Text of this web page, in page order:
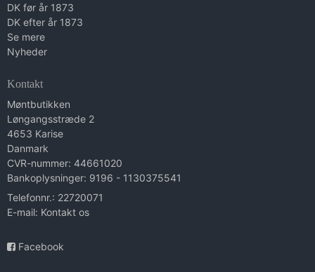
DK før år 1873
DK efter år 1873
Se mere
Nyheder
Kontakt
Møntbutikken
Løngangsstræde 2
4653 Karise
Danmark
CVR-nummer: 44661020
Bankoplysninger: 9196 - 1130375541
Telefonnr.: 22720071
E-mail: Kontakt os
Facebook